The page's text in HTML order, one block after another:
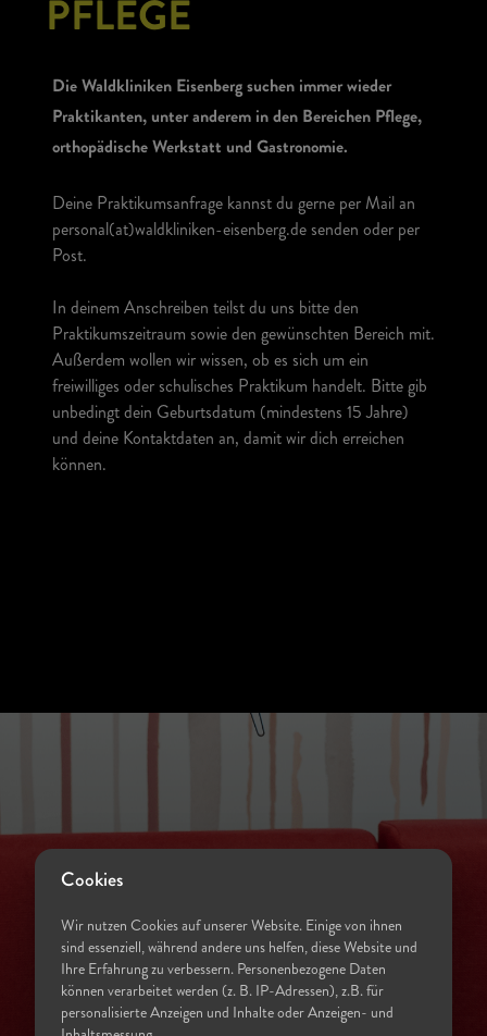
PFLEGE
Die Waldkliniken Eisenberg suchen immer wieder
Praktikanten, unter anderem in den Bereichen Pflege,
orthopädische Werkstatt und Gastronomie.
Deine Praktikumsanfrage kannst du gerne per Mail an
personal(at)waldkliniken-eisenberg.de senden oder per
Post.
In deinem Anschreiben teilst du uns bitte den
Praktikumszeitraum sowie den gewünschten Bereich mit.
Außerdem wollen wir wissen, ob es sich um ein
freiwilliges oder schulisches Praktikum handelt. Bitte gib
unbedingt dein Geburtsdatum (mindestens 15 Jahre)
und deine Kontaktdaten an, damit wir dich erreichen
können.
Cookies
Wir nutzen Cookies auf unserer Website. Einige von ihnen
sind essenziell, während andere uns helfen, diese Website und
Ihre Erfahrung zu verbessern. Personenbezogene Daten
können verarbeitet werden (z. B. IP-Adressen), z.B. für
personalisierte Anzeigen und Inhalte oder Anzeigen- und